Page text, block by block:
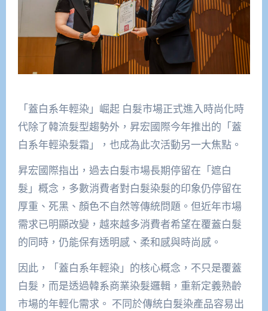
「蓋白系年輕染」崛起 白髮市場正式進入時尚化時
代除了韓流髮型趨勢外，昇宏國際今年推出的「蓋
白系年輕染髮霜」，也成為此次活動另一大焦點。
昇宏國際指出，過去白髮市場長期停留在「遮白
髮」概念，多數消費者對白髮染髮的印象仍停留在
厚重、死黑、顏色不自然等傳統問題。但近年市場
需求已明顯改變，越來越多消費者希望在覆蓋白髮
的同時，仍能保有透明感、柔和感與時尚感。
因此，「蓋白系年輕染」的核心概念，不只是覆蓋
白髮，而是透過韓系商業染髮邏輯，重新定義熟齡
市場的年輕化需求。 不同於傳統白髮染產品容易出